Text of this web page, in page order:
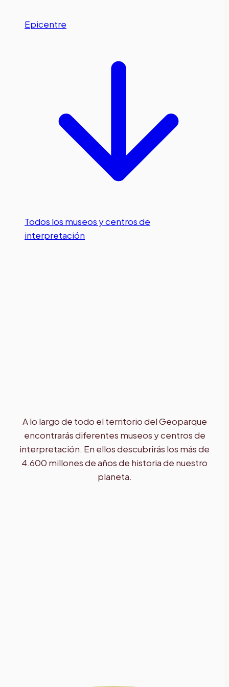
Epicentre
Todos los museos y centros de
interpretación
A lo largo de todo el territorio del Geoparque
encontrarás diferentes museos y centros de
interpretación. En ellos descubrirás los más de
4.600 millones de años de historia de nuestro
planeta.